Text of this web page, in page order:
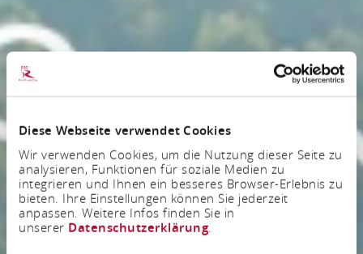
Diese Webseite verwendet Cookies
Wir verwenden Cookies, um die Nutzung dieser Seite zu
analysieren, Funktionen für soziale Medien zu
integrieren und Ihnen ein besseres Browser-Erlebnis zu
bieten. Ihre Einstellungen können Sie jederzeit
anpassen. Weitere Infos finden Sie in
unserer Datenschutzerklärung.